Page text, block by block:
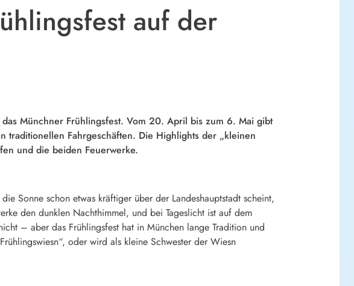
auf der
Münchner Frühlingsfest. Vom 20. April bis zum 6. Mai gibt
traditionellen Fahrgeschäften. Die Highlights der „kleinen
und die beiden Feuerwerke.
Sonne schon etwas kräftiger über der Landeshauptstadt scheint,
den dunklen Nachthimmel, und bei Tageslicht ist auf dem
– aber das Frühlingsfest hat in München lange Tradition und
oder wird als kleine Schwester der Wiesn